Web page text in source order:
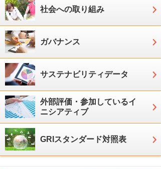
社会への取り組み
ガバナンス
サステナビリティデータ
外部評価・参加しているイ
ニシアティブ
GRIスタンダード対照表